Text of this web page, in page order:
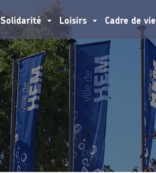
Solidarité Loisirs Cadre de vie